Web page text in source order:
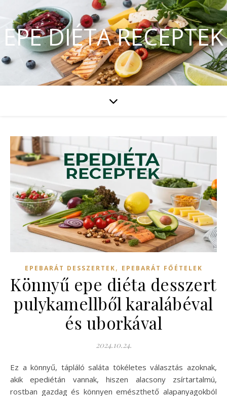
EPE DIÉTA RECEPTEK
EPEBARÁT DESSZERTEK, EPEBARÁT FŐÉTELEK
Könnyű epe diéta desszert
pulykamellből karalábéval
és uborkával
2024.10.24.
Ez a könnyű, tápláló saláta tökéletes választás azoknak,
akik epediétán vannak, hiszen alacsony zsírtartalmú,
rostban gazdag és könnyen emészthető alapanyagokból